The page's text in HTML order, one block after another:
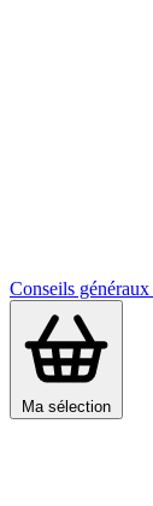
Conseils généraux
Ma sélection